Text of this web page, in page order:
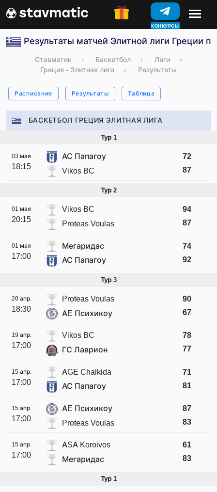
КОНКУРСЫ
Результаты матчей Элитной лиги Греции
Ставматик › Баскетбол › Лиги
›
Греция - Элитная лига
› Результаты
Расписание Результаты Таблица
БАСКЕТБОЛ ГРЕЦИЯ ЭЛИТНАЯ ЛИГА
Тур 1
03 мая
18:15
АС Папагоу
Vikos BC
72
87
Тур 2
01 мая
20:15
Vikos BC
Proteas Voulas
94
87
01 мая
17:00
Мегаридас
АС Папагоу
74
92
Тур 3
20 апр.
18:30
Proteas Voulas
AE Психикоу
90
67
19 апр.
17:00
Vikos BC
ГС Лаврион
78
77
15 апр.
17:00
AGE Chalkida
АС Папагоу
71
81
15 апр.
17:00
AE Психикоу
Proteas Voulas
87
83
15 апр.
17:00
ASA Koroivos
Мегаридас
61
83
Тур 1